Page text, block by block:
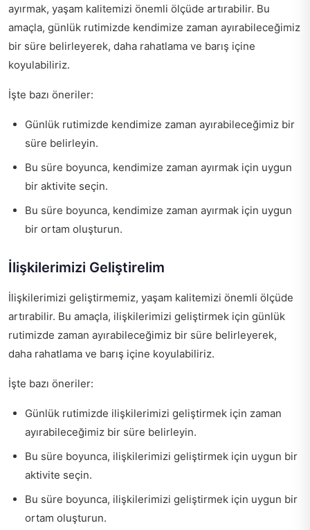
ayırmak, yaşam kalitemizi önemli ölçüde artırabilir. Bu
amaçla, günlük rutimizde kendimize zaman ayırabileceğimiz
bir süre belirleyerek, daha rahatlama ve barış içine
koyulabiliriz.
İşte bazı öneriler:
Günlük rutimizde kendimize zaman ayırabileceğimiz bir
süre belirleyin.
Bu süre boyunca, kendimize zaman ayırmak için uygun
bir aktivite seçin.
Bu süre boyunca, kendimize zaman ayırmak için uygun
bir ortam oluşturun.
İlişkilerimizi Geliştirelim
İlişkilerimizi geliştirmemiz, yaşam kalitemizi önemli ölçüde
artırabilir. Bu amaçla, ilişkilerimizi geliştirmek için günlük
rutimizde zaman ayırabileceğimiz bir süre belirleyerek,
daha rahatlama ve barış içine koyulabiliriz.
İşte bazı öneriler:
Günlük rutimizde ilişkilerimizi geliştirmek için zaman
ayırabileceğimiz bir süre belirleyin.
Bu süre boyunca, ilişkilerimizi geliştirmek için uygun bir
aktivite seçin.
Bu süre boyunca, ilişkilerimizi geliştirmek için uygun bir
ortam oluşturun.